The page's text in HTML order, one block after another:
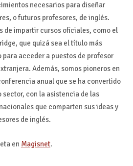
necesarios para diseñar
o futuros profesores, de inglés.
de impartir cursos oficiales, como el
que quizá sea el título más
para acceder a puestos de profesor
Además, somos pioneros en
anual que se ha convertido
sector, con la asistencia de las
que comparten sus ideas y
de inglés.
en Magisnet.